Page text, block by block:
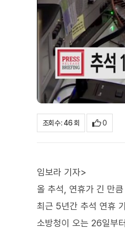
조회수 : 46 회 0
임보라 기자>
올 추석, 연휴가 긴 만
최근 5년간 추석 연휴
소방청이 오는 26일부